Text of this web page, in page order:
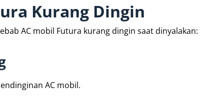
Kurang Dingin
AC mobil Futura kurang dingin saat dinyalakan:
AC mobil.